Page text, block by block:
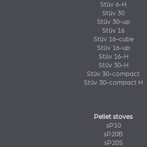
Stûv 6-H
Stûv 30
Stûv 30-up
Stûv 16
Stûv 16-cube
Stûv 16-up
Stûv 16-H
Stûv 30-H
Stûv 30-compact
Stûv 30-compact H
Pellet stoves
sP10
sP20B
sP20S